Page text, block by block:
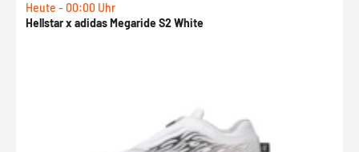
Heute - 00:00 Uhr
Hellstar x adidas Megaride S2 White